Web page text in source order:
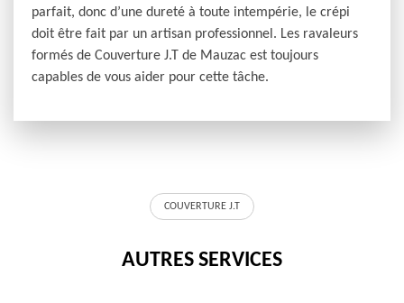
parfait, donc d’une dureté à toute intempérie, le crépi
doit être fait par un artisan professionnel. Les ravaleurs
formés de Couverture J.T de Mauzac est toujours
capables de vous aider pour cette tâche.
COUVERTURE J.T
AUTRES SERVICES